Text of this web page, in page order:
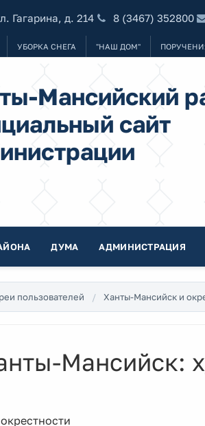
Гагарина, д. 214 8 (3467) 352800
УБОРКА СНЕГА "НАШ ДОМ"
Мансийский
сайт
ДУМА АДМИНИСТРАЦИЯ
пользователей Ханты-Мансийск и
Мансийск: